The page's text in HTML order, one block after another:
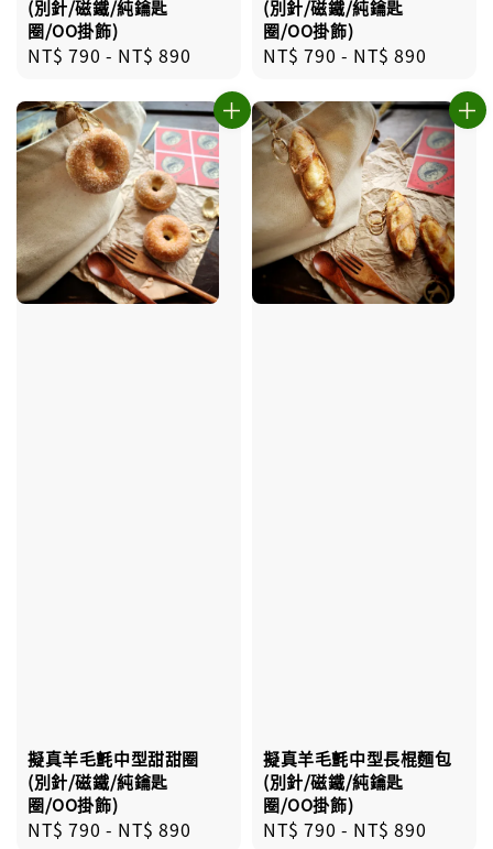
(別針/磁鐵/純鑰匙
圈/OO掛飾)
Regular
NT$ 790 - NT$ 890
(別針/磁鐵/純鑰匙
圈/OO掛飾)
Regular
NT$ 790 - NT$ 890
擬真羊毛氈中型甜甜圈
(別針/磁鐵/純鑰匙
圈/OO掛飾)
Regular
NT$ 790 - NT$ 890
擬真羊毛氈中型長棍麵包
(別針/磁鐵/純鑰匙
圈/OO掛飾)
Regular
NT$ 790 - NT$ 890